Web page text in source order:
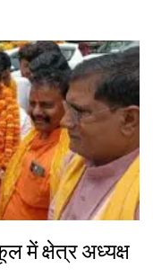
में क्षेत्र अध्यक्ष